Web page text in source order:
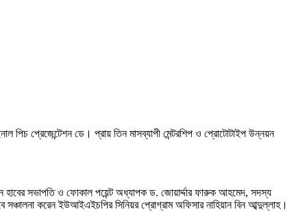
পিচ প্রেজেন্টেশন ডে। প্রায় তিন মাসব্যাপী মেন্টরশিপ ও প্রোটোটাইপ উন্নয়ন
হাবের সভাপতি ও ফোকাল পয়েন্ট অধ্যাপক ড. জোয়ার্দ্দার ফারুক আহমেদ, সদস্য
করেন ইউআইএইচপির সিনিয়র প্রোগ্রাম অফিসার নাহিয়ান বিন আব্দুল্লাহ।